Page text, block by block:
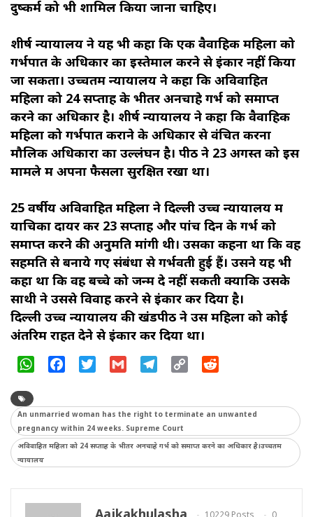
दुष्कर्म को भी शामिल किया जाना चाहिए।
शीर्ष न्यायालय ने यह भी कहा कि एक वैवाहिक महिला को
गर्भपात के अधिकार का इस्तेमाल करने से इंकार नहीं किया
जा सकता। उच्चतम न्यायालय ने कहा कि अविवाहित
महिला को 24 सप्ताह के भीतर अनचाहे गर्भ को समाप्त
करने का अधिकार है। शीर्ष न्यायालय ने कहा कि वैवाहिक
महिला को गर्भपात कराने के अधिकार से वंचित करना
मौलिक अधिकारों का उल्लंघन है। पीठ ने 23 अगस्त को इस
मामले में अपना फैसला सुरक्षित रखा था।
25 वर्षीय अविवाहित महिला ने दिल्ली उच्च न्यायालय में
याचिका दायर कर 23 सप्ताह और पांच दिन के गर्भ को
समाप्त करने की अनुमति मांगी थी। उसका कहना था कि वह
सहमति से बनाये गए संबंधों से गर्भवती हुई हैं। उसने यह भी
कहा था कि वह बच्चे को जन्म दे नहीं सकती क्योंकि उसके
साथी ने उससे विवाह करने से इंकार कर दिया है।
दिल्ली उच्च न्यायालय की खंडपीठ ने उस महिला को कोई
अंतरिम राहत देने से इंकार कर दिया था।
WhatsAppFacebookTwitter Gmail Telegram
Copy
An unmarried woman has the right to terminate an unwanted
pregnancy within 24 weeks. Supreme Court
अविवाहित महिला को 24 सप्ताह के भीतर अनचाहे गर्भ को समाप्त करने का अधिकार है।उच्चतम
न्यायालय
Aajkakhulasha